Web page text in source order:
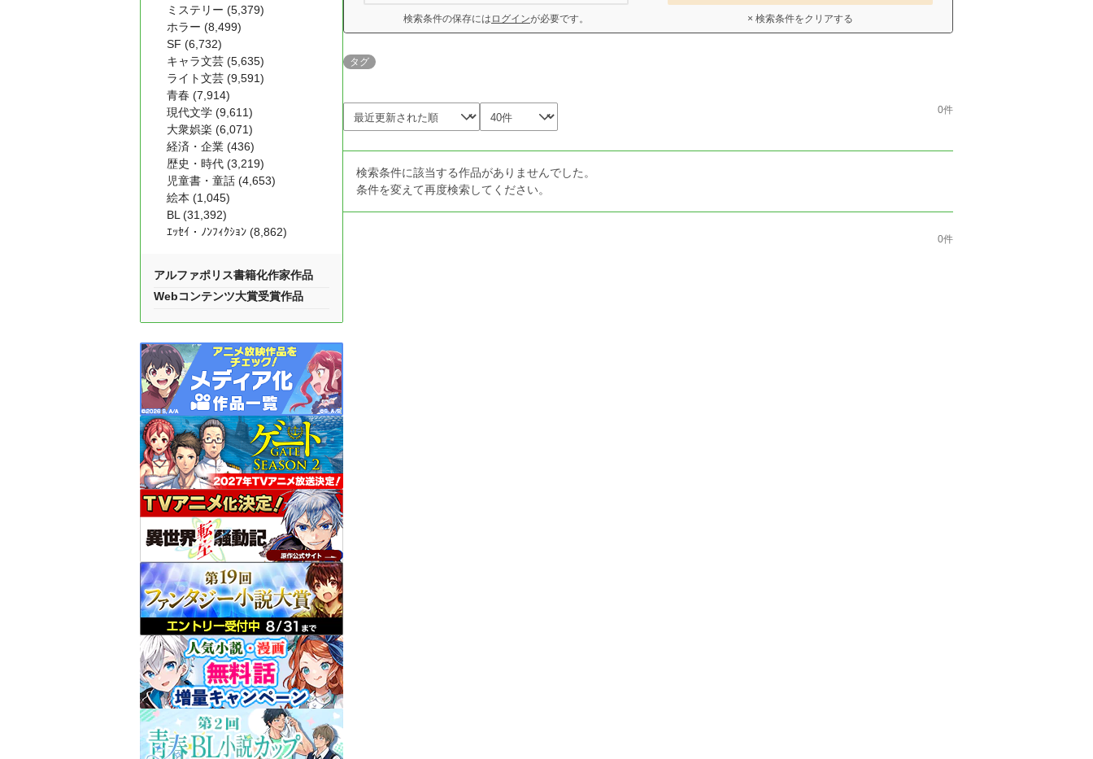
検索条件の保存には ログインが必要です。 × 検索条件をクリアする
タグ
0件
検索条件に該当する作品がありませんでした。
条件を変えて再度検索してください。
0件
ミステリー (5,379)
ホラー (8,499)
SF (6,732)
キャラ文芸 (5,635)
ライト文芸 (9,591)
青春 (7,914)
現代文学 (9,611)
大衆娯楽 (6,071)
経済・企業 (436)
歴史・時代 (3,219)
児童書・童話 (4,653)
絵本 (1,045)
BL (31,392)
ｴｯｾｲ・ﾉﾝﾌｨｸｼｮﾝ (8,862)
アルファポリス書籍化作家作品
Webコンテンツ大賞受賞作品